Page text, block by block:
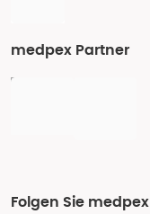
medpex Partner
Folgen Sie medpex